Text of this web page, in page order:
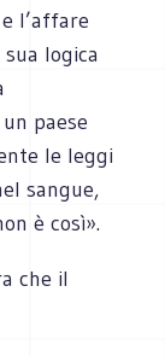
l’affare
logica
paese
le leggi
sangue,
è così».
che il